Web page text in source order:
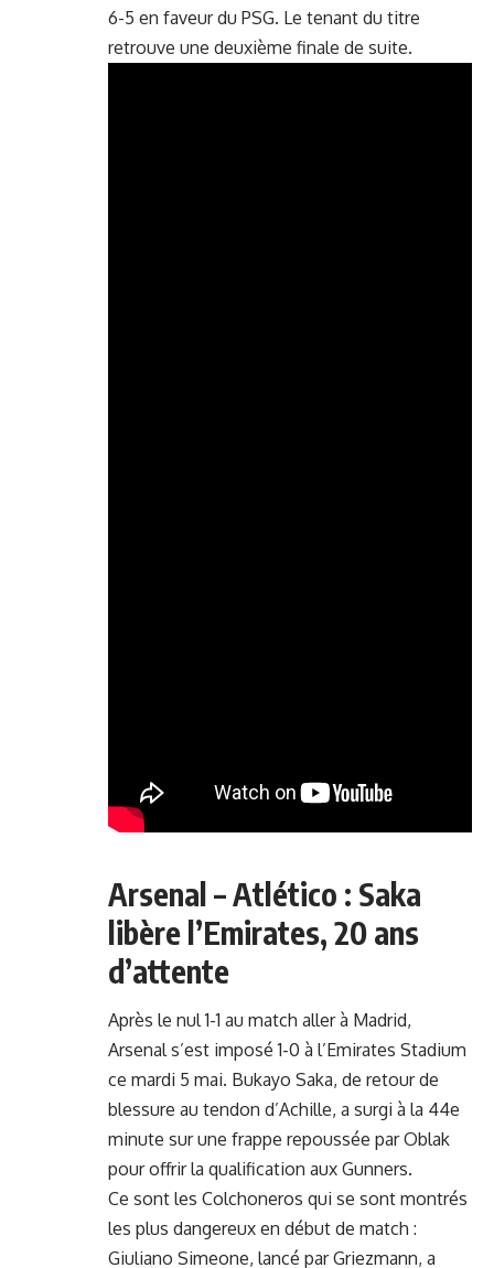
6-5 en faveur du PSG. Le tenant du titre
retrouve une deuxième finale de suite.
Arsenal – Atlético : Saka
libère l’Emirates, 20 ans
d’attente
Après le nul 1-1 au match aller à Madrid,
Arsenal s’est imposé 1-0 à l’Emirates Stadium
ce mardi 5 mai. Bukayo Saka, de retour de
blessure au tendon d’Achille, a surgi à la 44e
minute sur une frappe repoussée par Oblak
pour offrir la qualification aux Gunners.
Ce sont les Colchoneros qui se sont montrés
les plus dangereux en début de match :
Giuliano Simeone, lancé par Griezmann, a